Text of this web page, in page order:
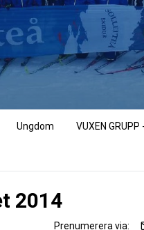
Ungdom VUXEN GRUPP
2014
Prenumerera via: